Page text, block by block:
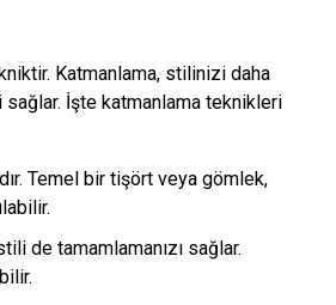
Katmanlama, stilinizi daha
İşte katmanlama teknikleri
Temel bir tişört veya gömlek,
de tamamlamanızı sağlar.